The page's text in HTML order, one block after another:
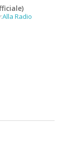
Alla Radio